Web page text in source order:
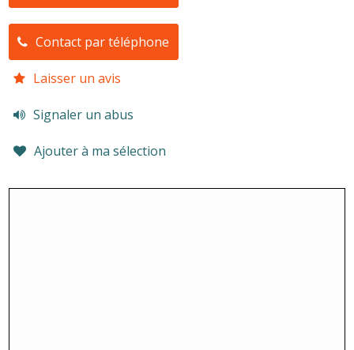
Contact par téléphone
Laisser un avis
Signaler un abus
Ajouter à ma sélection